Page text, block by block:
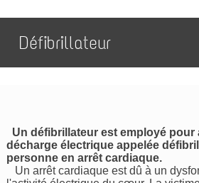
Défibrillateur
Un défibrillateur est employé pour
décharge électrique appelée
personne en arrêt cardiaque.
Un arrêt cardiaque est dû à un